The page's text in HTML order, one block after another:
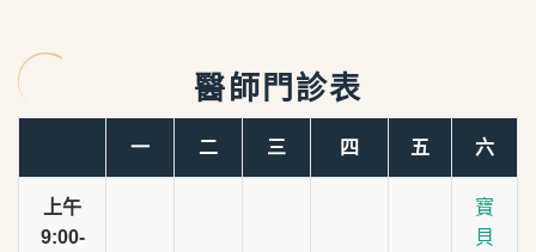
醫師門診表
一 二 三 四 五 六
上午
9:00-
寶
貝